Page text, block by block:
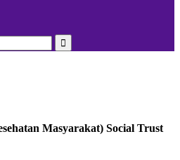
Masyarakat) Social Trust